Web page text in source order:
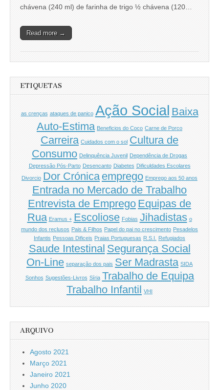
chávena (240 ml) de farinha de trigo ½ chávena (120…
Read more →
ETIQUETAS
as crenças ataques de panico Ação Social Baixa
Auto-Estima Beneficios do Coco Carne de Porco
Carreira Cuidados com o sol Cultura de
Consumo Delinquência Juvenil Dependência de Drogas
Depressão Pós-Parto Desencanto Diabetes Dificuldades Escolares
Divorcio Dor Crónica emprego Emprego aos 50 anos
Entrada no Mercado de Trabalho
Entrevista de Emprego Equipas de
Rua Eramus + Escoliose Fobias Jihadistas o
mundo dos reclusos Pais & Filhos Papel do pai no crescimento Pesadelos
Infantis Pessoas Dificeis Praias Portuguesas R.S.I. Refugiados
Saude Intestinal Segurança Social
On-Line separação dos pais Ser Madrasta SIDA
Sonhos Sugestões-Livros Síria Trabalho de Equipa
Trabalho Infantil VHI
ARQUIVO
Agosto 2021
Março 2021
Janeiro 2021
Junho 2020